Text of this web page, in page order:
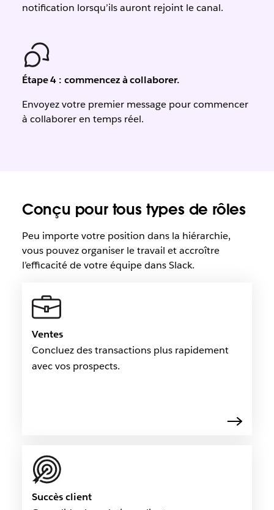
notification lorsqu’ils auront rejoint le canal.
Étape 4 : commencez à collaborer.
Envoyez votre premier message pour commencer
à collaborer en temps réel.
Conçu pour tous types de rôles
Peu importe votre position dans la hiérarchie,
vous pouvez organiser le travail et accroître
l’efficacité de votre équipe dans Slack.
Ventes
Concluez des transactions plus rapidement
avec vos prospects.
Succès client